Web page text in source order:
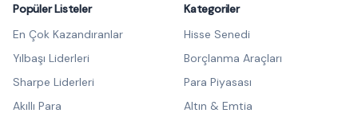
Popüler Listeler
En Çok Kazandıranlar
Yılbaşı Liderleri
Sharpe Liderleri
Akıllı Para
Kategoriler
Hisse Senedi
Borçlanma Araçları
Para Piyasası
Altın & Emtia